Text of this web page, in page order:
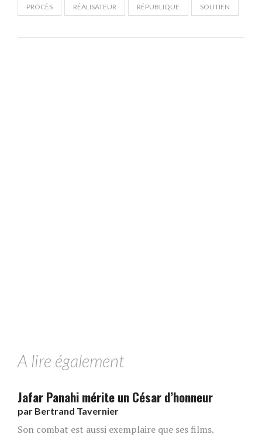
PROCÈS RÉALISATEUR RÉPUBLIQUE SOUTIEN
A lire également
Jafar Panahi mérite un César d’honneur
par Bertrand Tavernier
Son combat est aussi exemplaire que ses films.